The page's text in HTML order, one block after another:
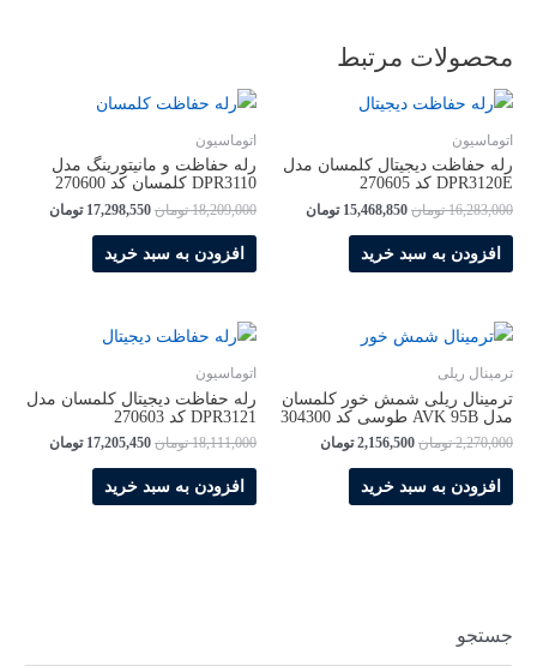
جستجو
محصولات مرتبط
اتوماسیون
رله حفاظت دیجیتال کلمسان مدل
DPR3120E کد 270605
16,283,000 تومان 15,468,850 تومان
افزودن به سبد خرید
اتوماسیون
رله حفاظت و مانيتورينگ مدل
DPR3110 کلمسان کد 270600
18,209,000 تومان 17,298,550 تومان
افزودن به سبد خرید
ترمینال ریلی
ترمینال ریلی شمش خور کلمسان
مدل AVK 95B طوسی کد 304300
2,270,000 تومان 2,156,500 تومان
افزودن به سبد خرید
اتوماسیون
رله حفاظت دیجیتال کلمسان مدل
DPR3121 کد 270603
18,111,000 تومان 17,205,450 تومان
افزودن به سبد خرید